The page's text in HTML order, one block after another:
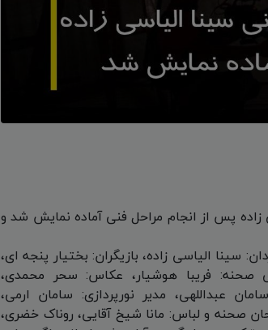
زاده پس از انجام مراحل فنی آماده نمایش شد و
سینا الیاسی زاده، بازیگران: بختیار پنجه ای،
صحنه: فریبا هوشیار، عکاس: سحر محمدی،
عبداللهی، مدیر نورپردازی: سامان ارمی،
صحنه و لباس: مانا شیخ آقایی، روناک خضری،